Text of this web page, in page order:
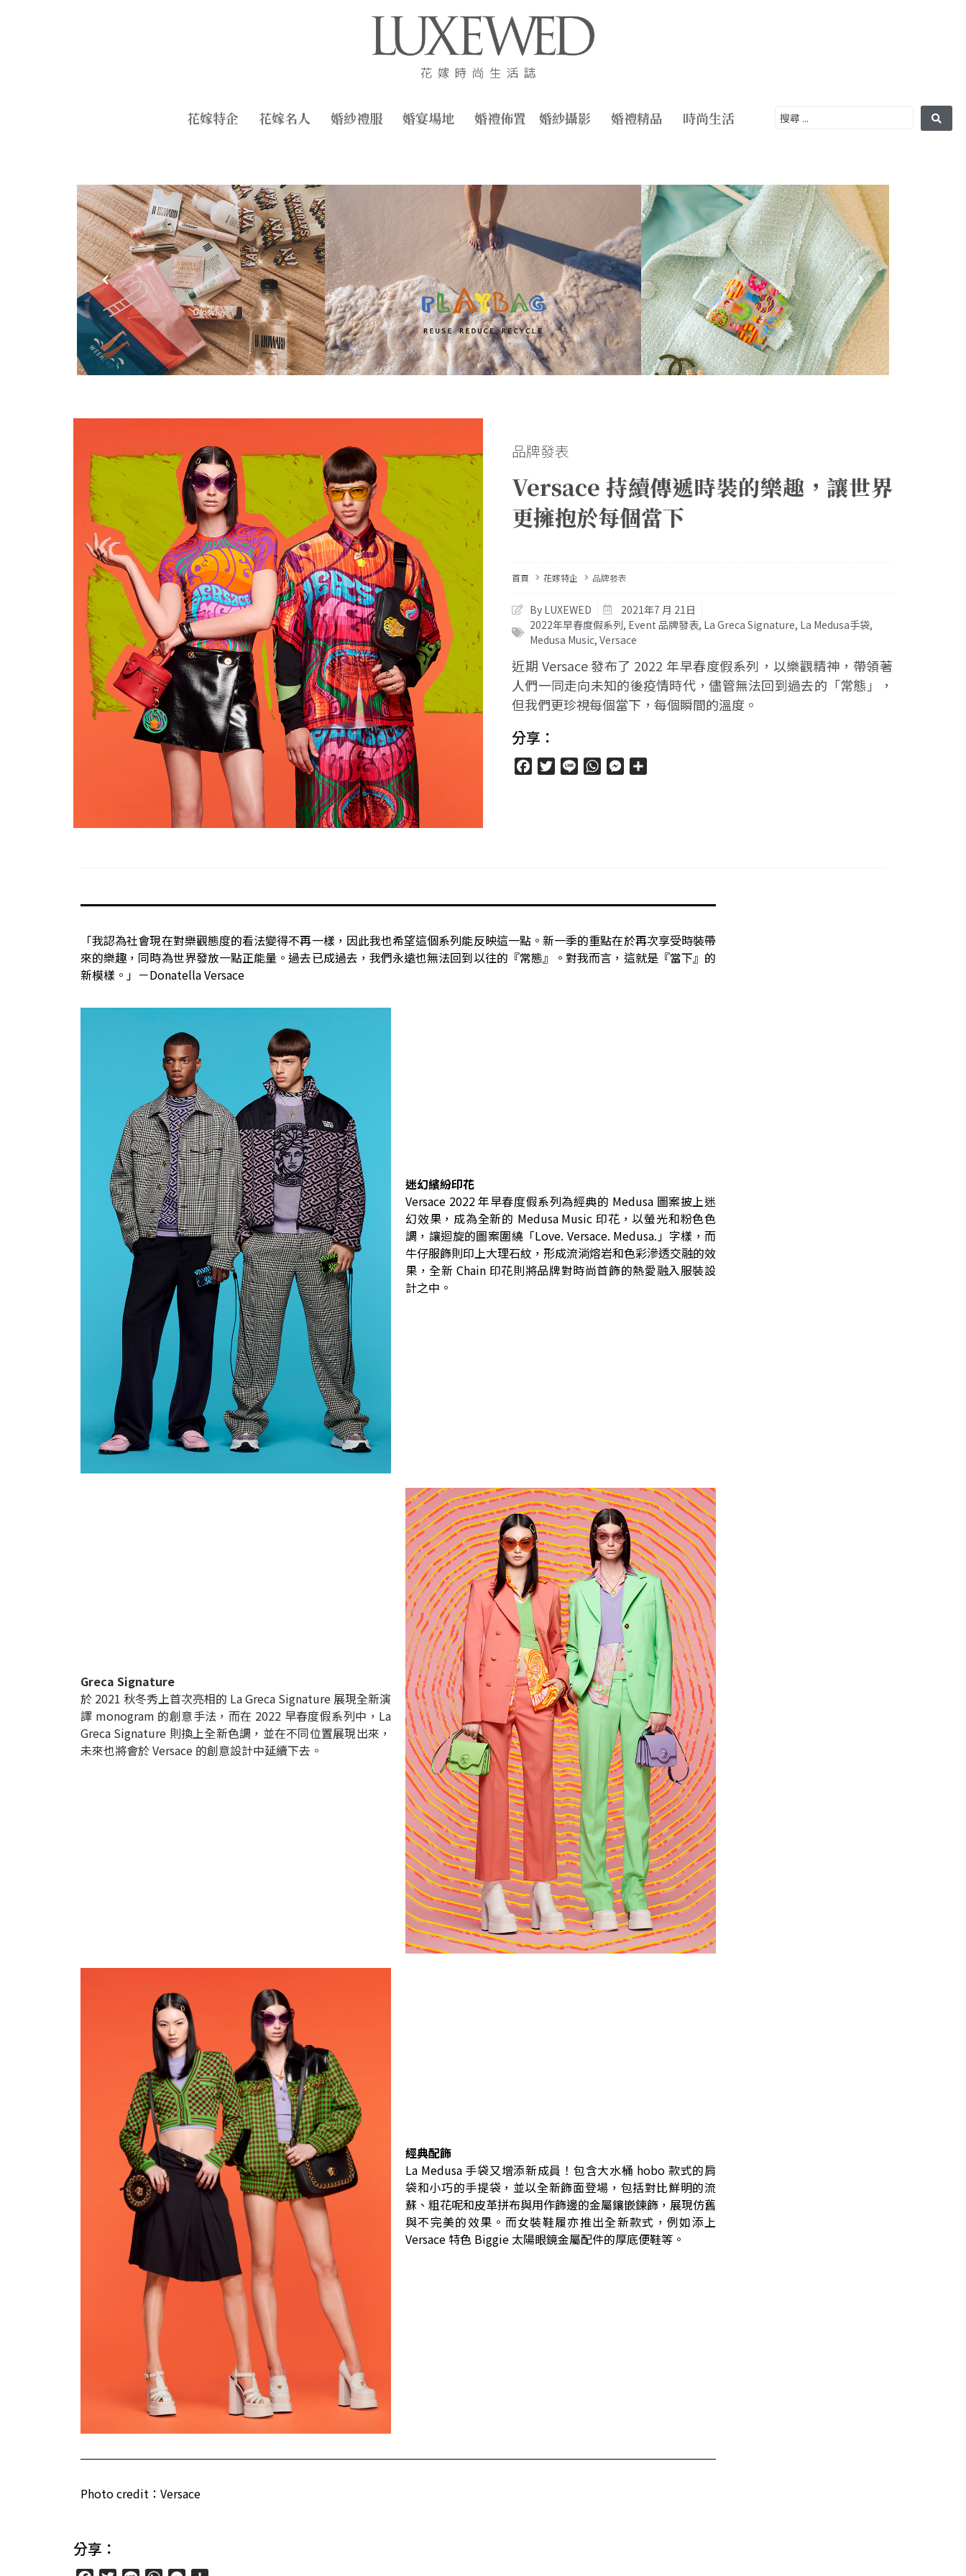
花嫁特企 花嫁名人 婚紗禮服 婚宴場地 婚禮佈置 婚紗攝影 婚禮精品 時尚生活
品牌發表
Versace 持續傳遞時裝的樂趣，讓世界
更擁抱於每個當下
首頁 花嫁特企 品牌發表
By LUXEWED
2021年7 月 21日
2022年早春度假系列, Event 品牌發表, La Greca Signature, La Medusa手袋,
Medusa Music, Versace
近期 Versace 發布了 2022 年早春度假系列，以樂觀精神，帶領著
人們一同走向未知的後疫情時代，儘管無法回到過去的「常態」，
但我們更珍視每個當下，每個瞬間的溫度。
分享：
FacebookTwitter
Line WhatsAppMessenger
「我認為社會現在對樂觀態度的看法變得不再一樣，因此我也希望這個系列能反映這一點。新一季的重點在於再次享受時裝帶
來的樂趣，同時為世界發放一點正能量。過去已成過去，我們永遠也無法回到以往的『常態』。對我而言，這就是『當下』的
新模樣。」－Donatella Versace
迷幻繽紛印花
Versace 2022 年早春度假系列為經典的 Medusa 圖案披上迷
幻效果，成為全新的 Medusa Music 印花，以螢光和粉色色
調，讓迴旋的圖案圍繞「Love. Versace. Medusa.」字樣，而
牛仔服飾則印上大理石紋，形成流淌熔岩和色彩滲透交融的效
果，全新 Chain 印花則將品牌對時尚首飾的熱愛融入服裝設
計之中。
Greca Signature
於 2021 秋冬秀上首次亮相的 La Greca Signature 展現全新演
譯 monogram 的創意手法，而在 2022 早春度假系列中，La
Greca Signature 則換上全新色調，並在不同位置展現出來，
未來也將會於 Versace 的創意設計中延續下去。
經典配飾
La Medusa 手袋又增添新成員！包含大水桶 hobo 款式的肩
袋和小巧的手提袋，並以全新飾面登場，包括對比鮮明的流
蘇、粗花呢和皮革拼布與用作飾邊的金屬鑲嵌鍊飾，展現仿舊
與不完美的效果。而女裝鞋履亦推出全新款式，例如添上
Versace 特色 Biggie 太陽眼鏡金屬配件的厚底便鞋等。
Photo credit：Versace
分享：